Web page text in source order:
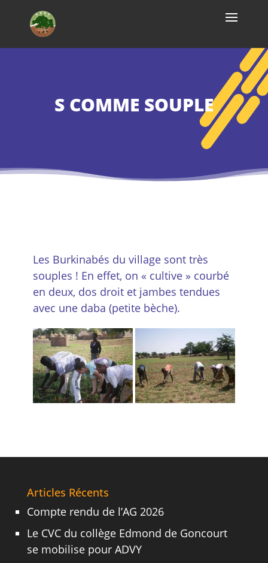
S COMME SOUPLE
Les Burkinabés du village sont très
souples ! En effet, on « cultive » courbé
en deux, dos droit et jambes tendues
avec une daba (petite bèche).
Articles Récents
Compte rendu de l’AG 2026
Le CVC du collège Edmond de Goncourt
se mobilise pour ADVY